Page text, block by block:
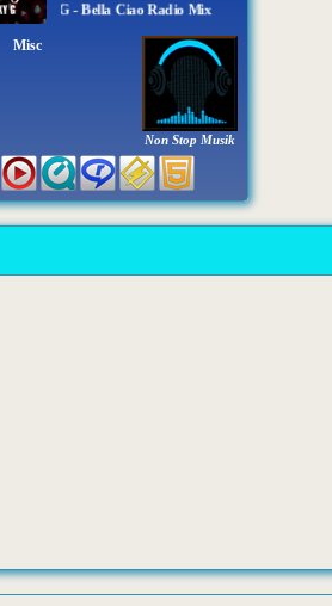
Non Stop Musik
Becky G - Bella Ciao Radio Mix
Misc